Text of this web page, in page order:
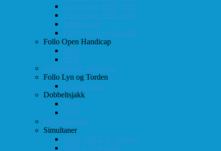
Turneringer 1987-1991
Turneringer 1992-1996
Klubbaviser
Partier fra Ås sjakklubb
Follo Open Handicap
2001
1999
Klubbavisen Sjakkalen
Follo Lyn og Torden
Februar 2013
Dobbeltsjakk
2014
2015
Østlandsserien
Simultaner
2016: GM T. R. Hansen
1999: Leif Øgaard